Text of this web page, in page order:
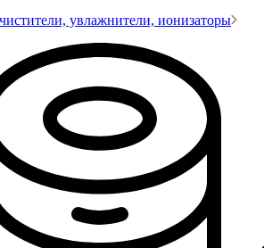
увлажнители, ионизаторы